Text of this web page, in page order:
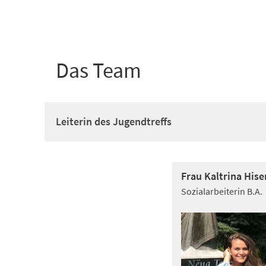
Das Team
Leiterin des Jugendtreffs
Frau Kaltrina
Sozialarbeiterin B.A.